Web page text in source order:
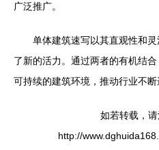
广泛推广。
单体建筑速写以其直观性和
了新的活力。通过两者的有机结
可持续的建筑环境，推动行业不断
如若转载，请
http://